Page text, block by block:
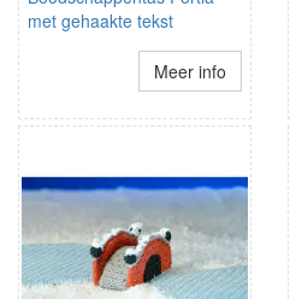
met gehaakte tekst
Meer info